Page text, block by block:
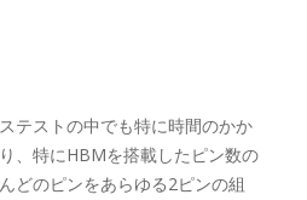
テストの中でも特に時間のかか
、特にHBMを搭載したピン数の
どのピンをあらゆる2ピンの組